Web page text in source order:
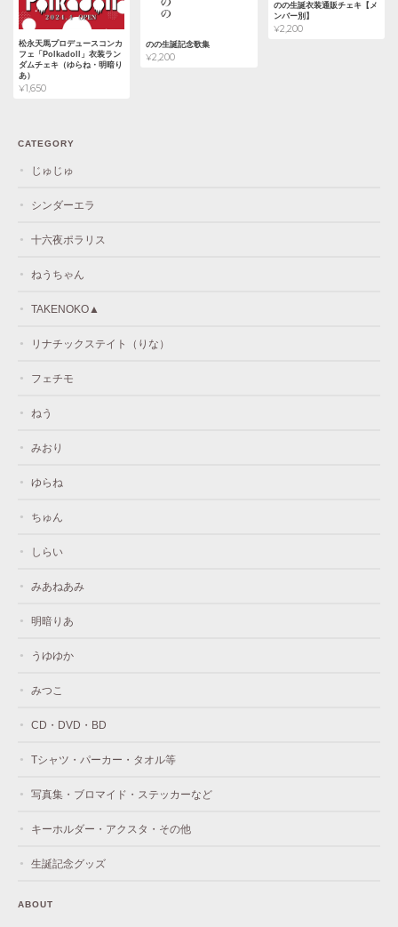
松永天馬プロデュースコンカ
フェ「Polkadoll」衣装ラン
ダムチェキ（ゆらね・明暗り
あ）
¥1,650
のの生誕記念歌集
¥2,200
のの生誕衣装通販チェキ【メ
ンバー別】
¥2,200
CATEGORY
じゅじゅ
シンダーエラ
十六夜ポラリス
ねうちゃん
TAKENOKO▲
リナチックステイト（りな）
フェチモ
ねう
みおり
ゆらね
ちゅん
しらい
みあねあみ
明暗りあ
うゆゆか
みつこ
CD・DVD・BD
Tシャツ・パーカー・タオル等
写真集・ブロマイド・ステッカーなど
キーホルダー・アクスタ・その他
生誕記念グッズ
ABOUT